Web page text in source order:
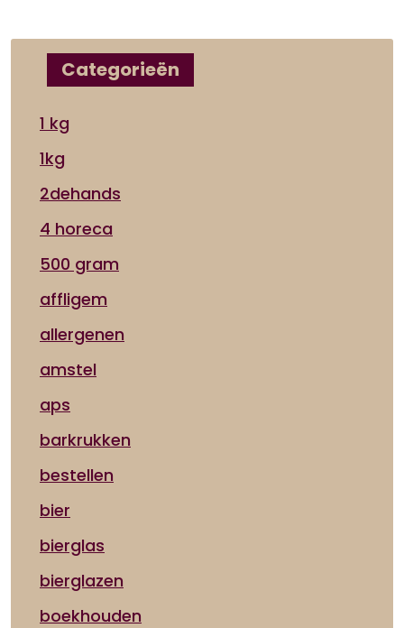
Categorieën
1 kg
1kg
2dehands
4 horeca
500 gram
affligem
allergenen
amstel
aps
barkrukken
bestellen
bier
bierglas
bierglazen
boekhouden